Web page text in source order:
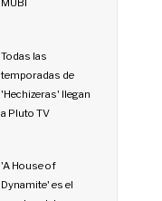
MUBI
Todas las
temporadas de
'Hechizeras' llegan
a Pluto TV
'A House of
Dynamite' es el